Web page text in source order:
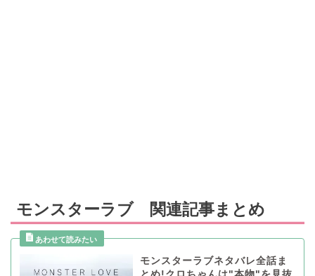
モンスターラブ 関連記事まとめ
モンスターラブネタバレ全話ま